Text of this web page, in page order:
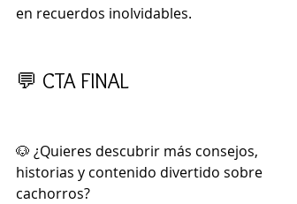
en recuerdos inolvidables.
💬 CTA FINAL
🐶 ¿Quieres descubrir más consejos,
historias y contenido divertido sobre
cachorros?